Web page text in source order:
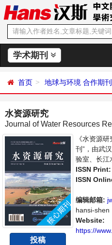
学术期刊
首页 地球与环境 合作期刊
水资源研究
Journal of Water Resources
投稿
《水资源
刊”，由武
验室、长江
放获取期刊
究领域最新
发利用，水
应用成果以
具有前瞻性
源研究者及
ISSN Print:
ISSN
编辑邮箱:
hansi-shen
Website:
https://